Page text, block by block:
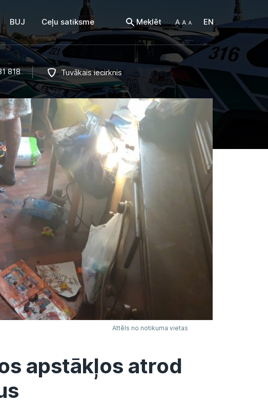
BUJ Ceļu satiksme Meklēt EN
818 Tuvākais iecirknis
Attēls no notikuma vietas
apstākļos atrod